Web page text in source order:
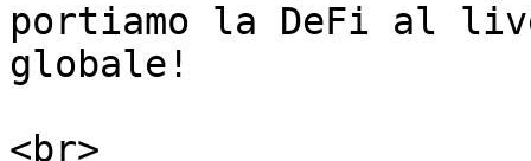
portiamo la DeFi al
globale!